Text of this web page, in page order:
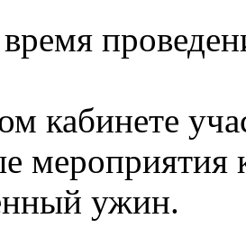
кабинете
мероприятия
ужин.